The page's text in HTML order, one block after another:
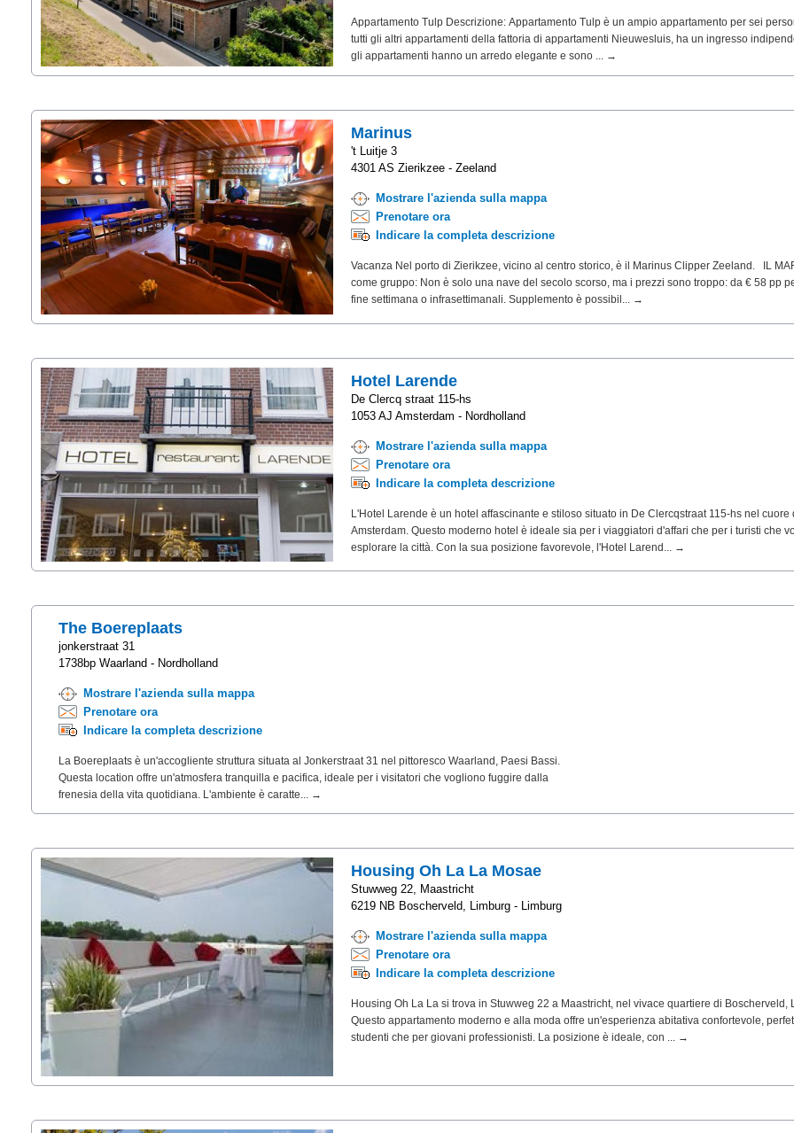
Appartamento Tulp Descrizione: Appartamento Tulp è un ampio appartamento per sei
tutti gli altri appartamenti della fattoria di appartamenti Nieuwesluis, ha un ingresso
gli appartamenti hanno un arredo elegante e sono ... →
Marinus
't Luitje 3
4301 AS Zierikzee - Zeeland
Mostrare l'azienda sulla mappa
Prenotare ora
Indicare la completa descrizione
Vacanza Nel porto di Zierikzee, vicino al centro storico, è il Marinus Clipper Zeeland. IL
come gruppo: Non è solo una nave del secolo scorso, ma i prezzi sono troppo: da € 58 pp
fine settimana o infrasettimanali. Supplemento è possibil... →
Hotel Larende
De Clercq straat 115-hs
1053 AJ Amsterdam - Nordholland
Mostrare l'azienda sulla mappa
Prenotare ora
Indicare la completa descrizione
L'Hotel Larende è un hotel affascinante e stiloso situato in De Clercqstraat 115-hs nel cuore
Amsterdam. Questo moderno hotel è ideale sia per i viaggiatori d'affari che per i turisti che
esplorare la città. Con la sua posizione favorevole, l'Hotel Larend... →
The Boereplaats
jonkerstraat 31
1738bp Waarland - Nordholland
Mostrare l'azienda sulla mappa
Prenotare ora
Indicare la completa descrizione
La Boereplaats è un'accogliente struttura situata al Jonkerstraat 31 nel pittoresco Waarland, Paesi Bassi.
Questa location offre un'atmosfera tranquilla e pacifica, ideale per i visitatori che vogliono fuggire dalla
frenesia della vita quotidiana. L'ambiente è caratte... →
Housing Oh La La Mosae
Stuwweg 22, Maastricht
6219 NB Boscherveld, Limburg - Limburg
Mostrare l'azienda sulla mappa
Prenotare ora
Indicare la completa descrizione
Housing Oh La La si trova in Stuwweg 22 a Maastricht, nel vivace quartiere di Boscherveld,
Questo appartamento moderno e alla moda offre un'esperienza abitativa confortevole,
studenti che per giovani professionisti. La posizione è ideale, con ... →